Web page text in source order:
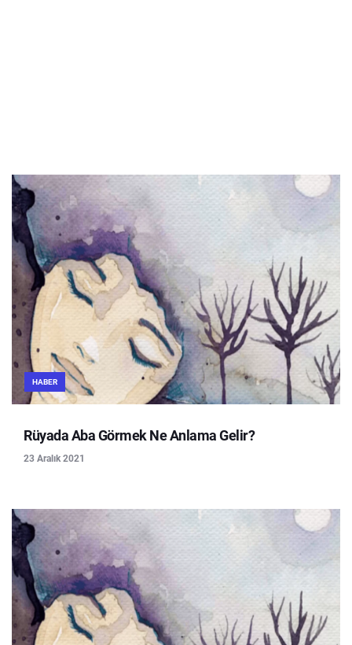
HABER
Rüyada Aba Görmek Ne Anlama Gelir?
23 Aralık 2021